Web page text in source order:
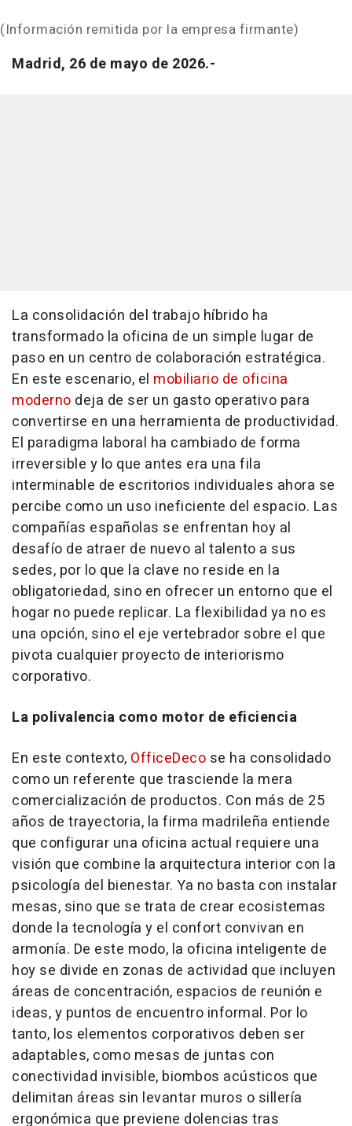
(Información remitida por la empresa firmante)
Madrid, 26 de mayo de 2026.-
La consolidación del trabajo híbrido ha
transformado la oficina de un simple lugar de
paso en un centro de colaboración estratégica.
En este escenario, el mobiliario de oficina
moderno deja de ser un gasto operativo para
convertirse en una herramienta de productividad.
El paradigma laboral ha cambiado de forma
irreversible y lo que antes era una fila
interminable de escritorios individuales ahora se
percibe como un uso ineficiente del espacio. Las
compañías españolas se enfrentan hoy al
desafío de atraer de nuevo al talento a sus
sedes, por lo que la clave no reside en la
obligatoriedad, sino en ofrecer un entorno que el
hogar no puede replicar. La flexibilidad ya no es
una opción, sino el eje vertebrador sobre el que
pivota cualquier proyecto de interiorismo
corporativo.
La polivalencia como motor de eficiencia
En este contexto, OfficeDeco se ha consolidado
como un referente que trasciende la mera
comercialización de productos. Con más de 25
años de trayectoria, la firma madrileña entiende
que configurar una oficina actual requiere una
visión que combine la arquitectura interior con la
psicología del bienestar. Ya no basta con instalar
mesas, sino que se trata de crear ecosistemas
donde la tecnología y el confort convivan en
armonía. De este modo, la oficina inteligente de
hoy se divide en zonas de actividad que incluyen
áreas de concentración, espacios de reunión e
ideas, y puntos de encuentro informal. Por lo
tanto, los elementos corporativos deben ser
adaptables, como mesas de juntas con
conectividad invisible, biombos acústicos que
delimitan áreas sin levantar muros o sillería
ergonómica que previene dolencias tras